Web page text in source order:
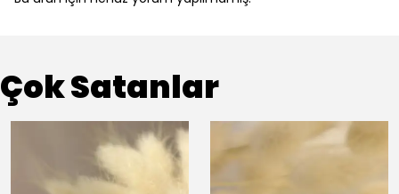
Çok Satanlar